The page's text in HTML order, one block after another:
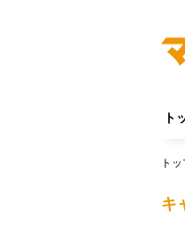
ト
ト
キ